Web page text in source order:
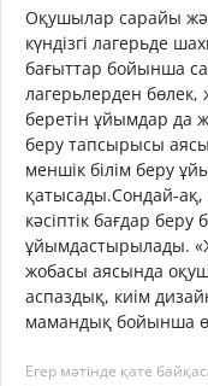
Оқушылар сарайы
күндізгі лагерьде
бағыттар бойынша
лагерьлерден
беретін ұйымдар да
беру тапсырысы
меншік білім беру
қатысады.Сондай-
кәсіптік бағдар
ұйымдастырылады.
жобасы аясында
аспаздық, киім
мамандық бойынша
Егер мәтінде қате